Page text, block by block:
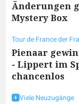
Änderungen
Mystery Box
Tour de France der
Pienaar
- Lippert im
chancenlos
Viele Neuzugänge